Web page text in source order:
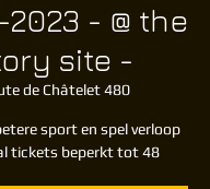
- @ the
site -
de Châtelet 480
sport en spel verloop
tickets beperkt tot 48